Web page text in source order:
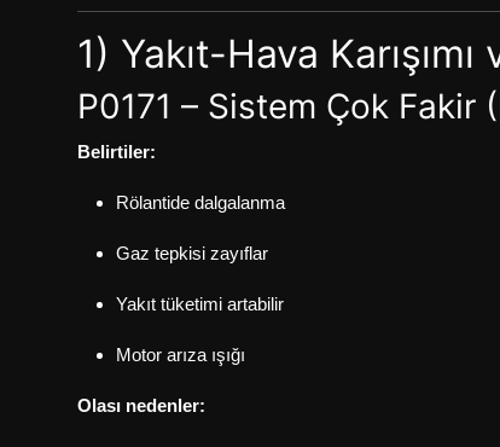
1) Yakıt-Hava
P0171 – Sistem Çok Fakir
Belirtiler:
Rölantide dalgalanma
Gaz tepkisi zayıflar
Yakıt tüketimi artabilir
Motor arıza ışığı
Olası nedenler: